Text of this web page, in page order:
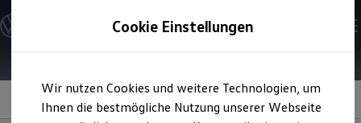
Hauptinhalt
springen
Footer
springen
Modelle und Konfigurator
Konfigurator
Modelle vergleichen
Elektroautos
ENERGY Sondermodelle
Ausstattungslinien
Cookie Einstellungen
Wir nutzen Cookies und weitere Technologien, um
Ihnen die bestmögliche Nutzung unserer Webseite